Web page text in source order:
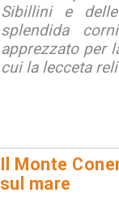
Sibillini e
splendida
apprezzato per
cui la lecceta
Il Monte
sul mare